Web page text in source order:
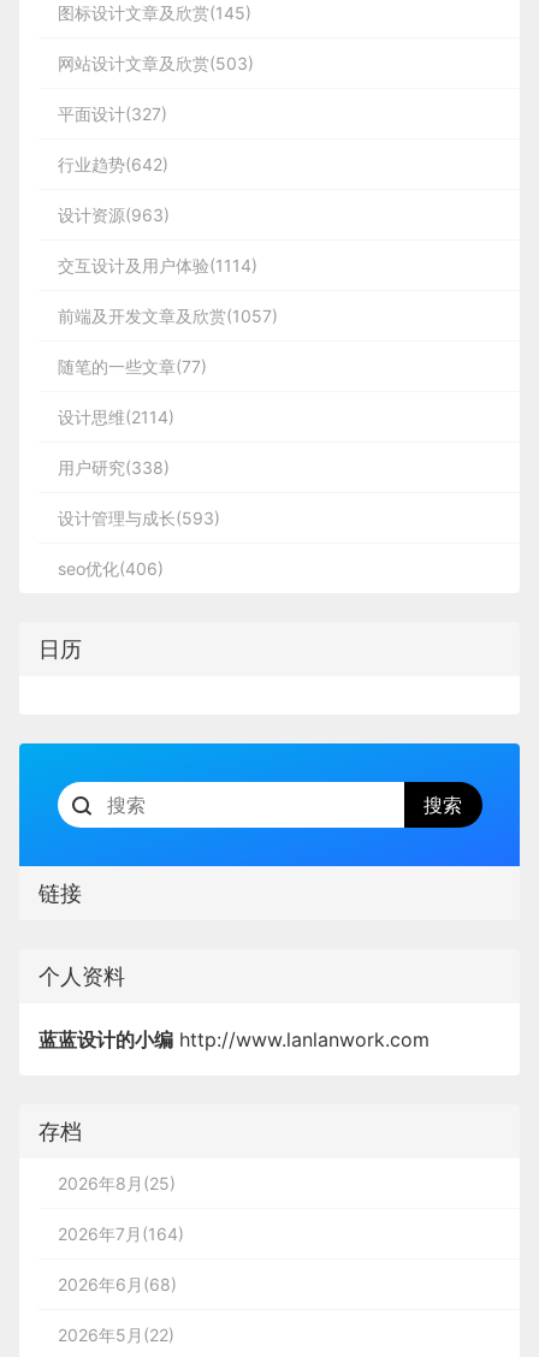
关键布局到网站的首页。另外选出的词通过百度指
数、搜索框搜索等方法获得每个词的竞争难度，从中
各个位置，如导航、分类、图片、文章、版权等位
置。布局不是将关键词插入到这些地方，我们应该合
SEO，要重视用户体验。
全站合理布入了关键词，千万不要以为这样就结束，
我们还需要挖掘更多的长尾关键词。长尾词看似流量
词获得用户更精准，转化率更高。长尾词可以以核心
词来挖掘，如小篇的博客定位是湖南网络营销，那么
广、湖南网络营销的技巧等等，还可组成简短的短
句，挖掘长尾词可以充分的发挥你的想像力。
化，做内部优化和外链建设，可以查看小篇之前撰写
去相关的网站投稿，并获得同行网站转载，通过投稿
的方式获得高质量的外链。
图标设计文章及欣赏(145)
网站设计文章及欣赏(503)
平面设计(327)
行业趋势(642)
设计资源(963)
交互设计及用户体验(1114)
前端及开发文章及欣赏(1057)
随笔的一些文章(77)
设计思维(2114)
用户研究(338)
设计管理与成长(593)
seo优化(406)
日历
链接
个人资料
蓝蓝设计的小编 http://www.lanlanwork.com
存档
2026年8月(25)
2026年7月(164)
2026年6月(68)
2026年5月(22)